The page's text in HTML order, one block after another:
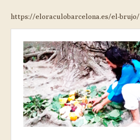
https://eloraculobarcelona.es/el-brujo/